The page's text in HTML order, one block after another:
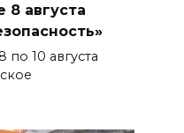
8 августа
10 августа